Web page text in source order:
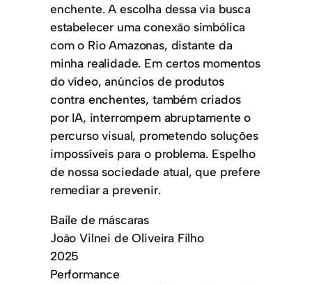
enchente. A escolha dessa via busca
estabelecer uma conexão simbólica
com o Rio Amazonas, distante da
minha realidade. Em certos momentos
do vídeo, anúncios de produtos
contra enchentes, também criados
por IA, interrompem abruptamente o
percurso visual, prometendo soluções
impossíveis para o problema. Espelho
de nossa sociedade atual, que prefere
remediar a prevenir.
Baile de máscaras
João Vilnei de Oliveira Filho
2025
Performance